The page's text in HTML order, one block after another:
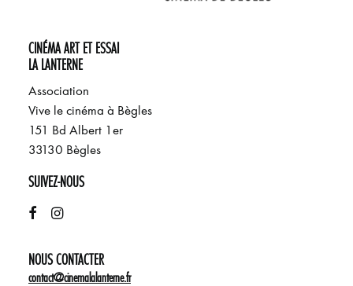
CINÉMA ART ET ESSAI
LA LANTERNE
Association
Vive le cinéma à Bègles
151 Bd Albert 1er
33130 Bègles
SUIVEZ-NOUS
NOUS CONTACTER
contact@cinemalalanterne.fr